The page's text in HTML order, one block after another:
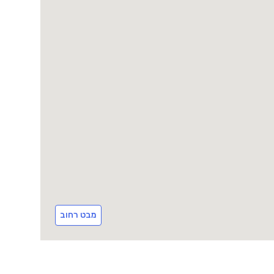
מבט רחוב